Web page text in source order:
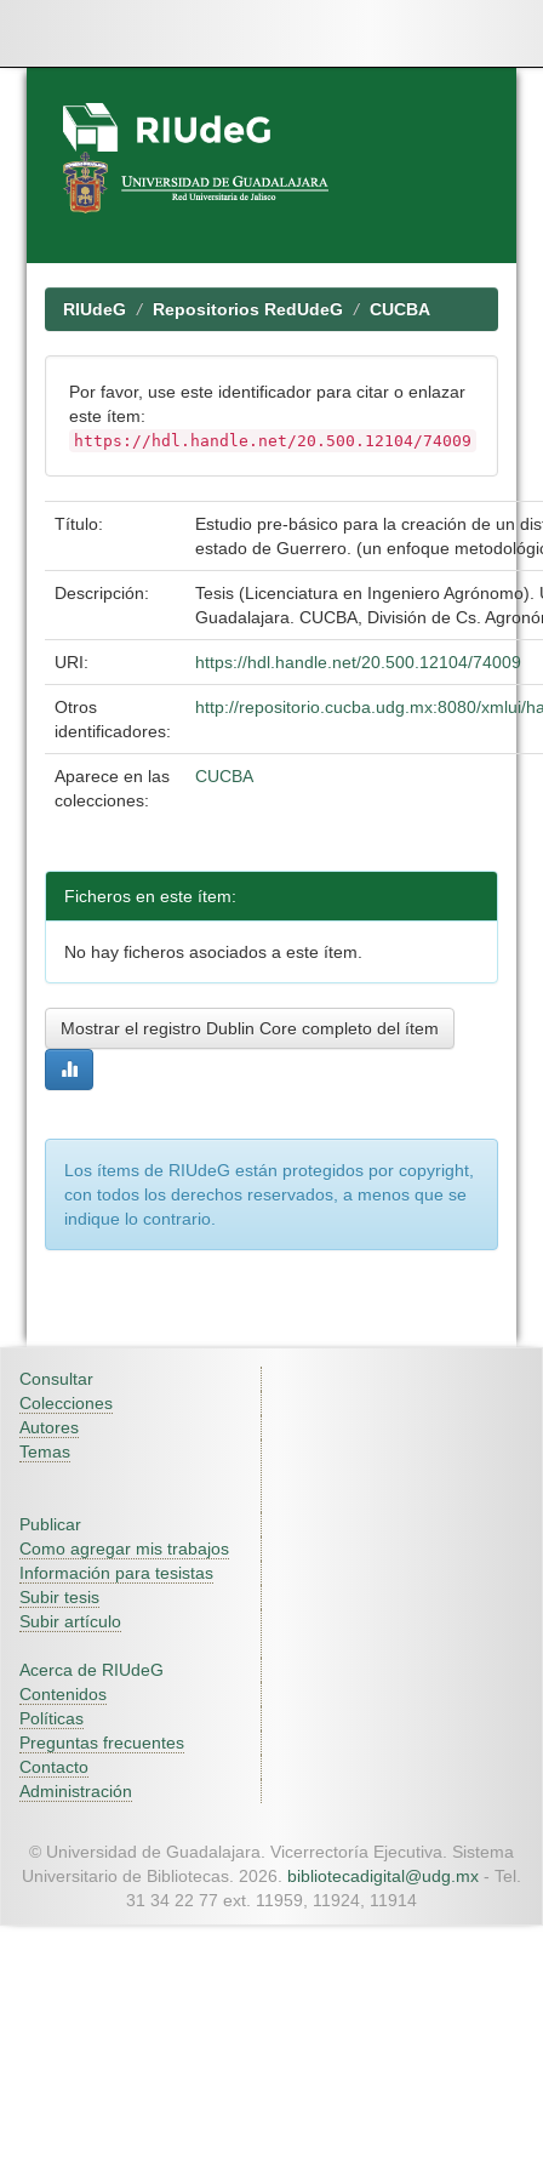
Skip
navigation
RIUdeG Repositorios RedUdeG CUCBA
Por favor, use este identificador para citar o enlazar
este ítem:
https://hdl.handle.net/20.500.12104/74009
Título:
Estudio pre-básico para la creación de un
estado de Guerrero. (un enfoque
Descripción:
Tesis (Licenciatura en Ingeniero Agrónomo).
Guadalajara. CUCBA, División de Cs.
URI: https://hdl.handle.net/20.500.12104/74009
Otros
identificadores:
http://repositorio.cucba.udg.mx:8080/xmlui/
Aparece en las
colecciones:
CUCBA
Ficheros en este ítem:
No hay ficheros asociados a este ítem.
Mostrar el registro Dublin Core completo del ítem
Los ítems de RIUdeG están protegidos por copyright,
con todos los derechos reservados, a menos que se
indique lo contrario.
Consultar
Colecciones
Autores
Temas
Publicar
Como agregar mis trabajos
Información para tesistas
Subir tesis
Subir artículo
Acerca de RIUdeG
Contenidos
Políticas
Preguntas frecuentes
Contacto
Administración
© Universidad de Guadalajara. Vicerrectoría Ejecutiva. Sistema
Universitario de Bibliotecas. 2026. bibliotecadigital@udg.mx - Tel.
31 34 22 77 ext. 11959, 11924, 11914